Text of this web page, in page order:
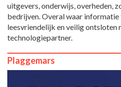
uitgevers, onderwijs, overheden,
bedrijven. Overal waar
leesvriendelijk en veilig ontsloten
technologiepartner.
Plaggemars